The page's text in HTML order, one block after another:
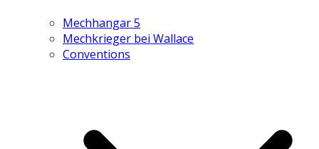
Mechhangar 5
Mechkrieger bei Wallace
Conventions